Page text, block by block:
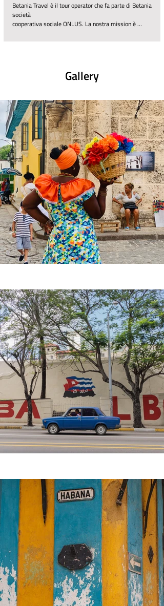
Betania Travel è il tour operator che fa parte di Betania
società
cooperativa sociale ONLUS. La nostra mission è
persone svantaggiate creando, direttamente o
responsabile, sostenibile e slow, volto a far conoscere
tutte quelle realtà escluse dal
unico.
Lavoriamo seguendo il principio del tailor made,
offrendo ai nostri clienti suggestioni di viaggio e
garantendo loro il nostro supporto per personalizzare
la loro esperienza.
Gallery